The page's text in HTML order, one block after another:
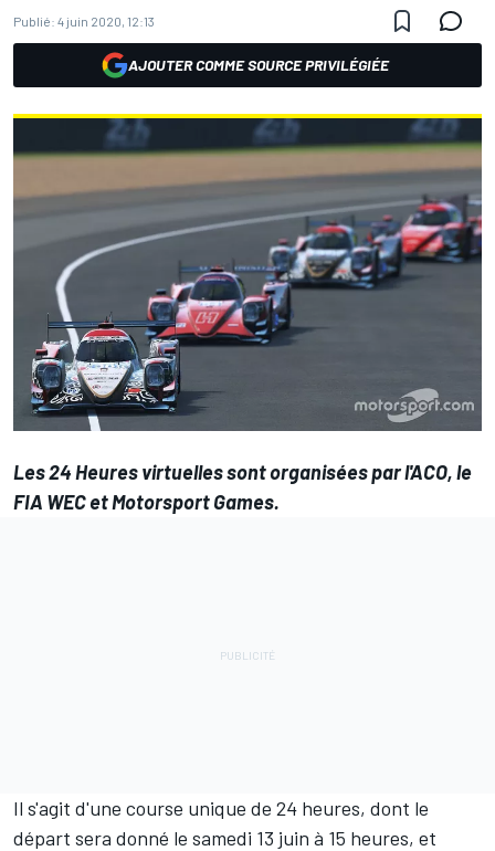
Publié: 4 juin 2020, 12:13
AJOUTER COMME SOURCE PRIVILÉGIÉE
Les 24 Heures virtuelles sont organisées par l'ACO, le
FIA WEC etMotorsport Games.
Il s'agit d'une course unique de 24 heures, dont le
départ sera donné le samedi 13 juin à 15 heures, et